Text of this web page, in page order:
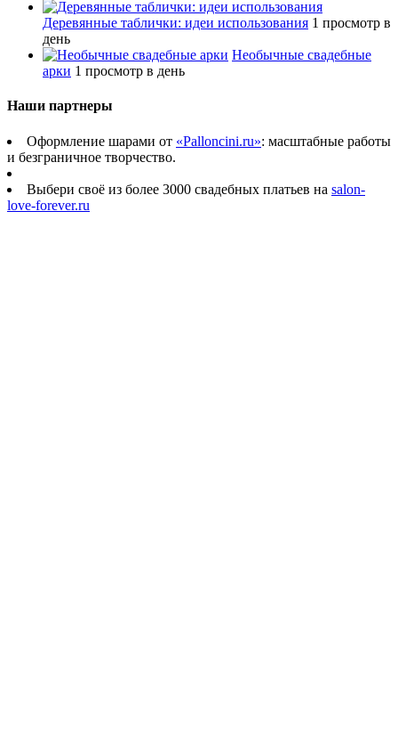
Деревянные таблички: идеи использования 1 просмотр в
день
Необычные свадебные
арки 1 просмотр в день
Наши партнеры
Оформление шарами от «Palloncini.ru»: масштабные работы
и безграничное творчество.
Выбери своё из более 3000 свадебных платьев на salon-
love-forever.ru